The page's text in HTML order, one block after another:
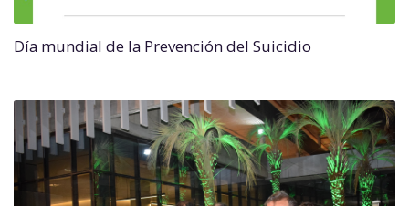
Día mundial de la Prevención del Suicidio